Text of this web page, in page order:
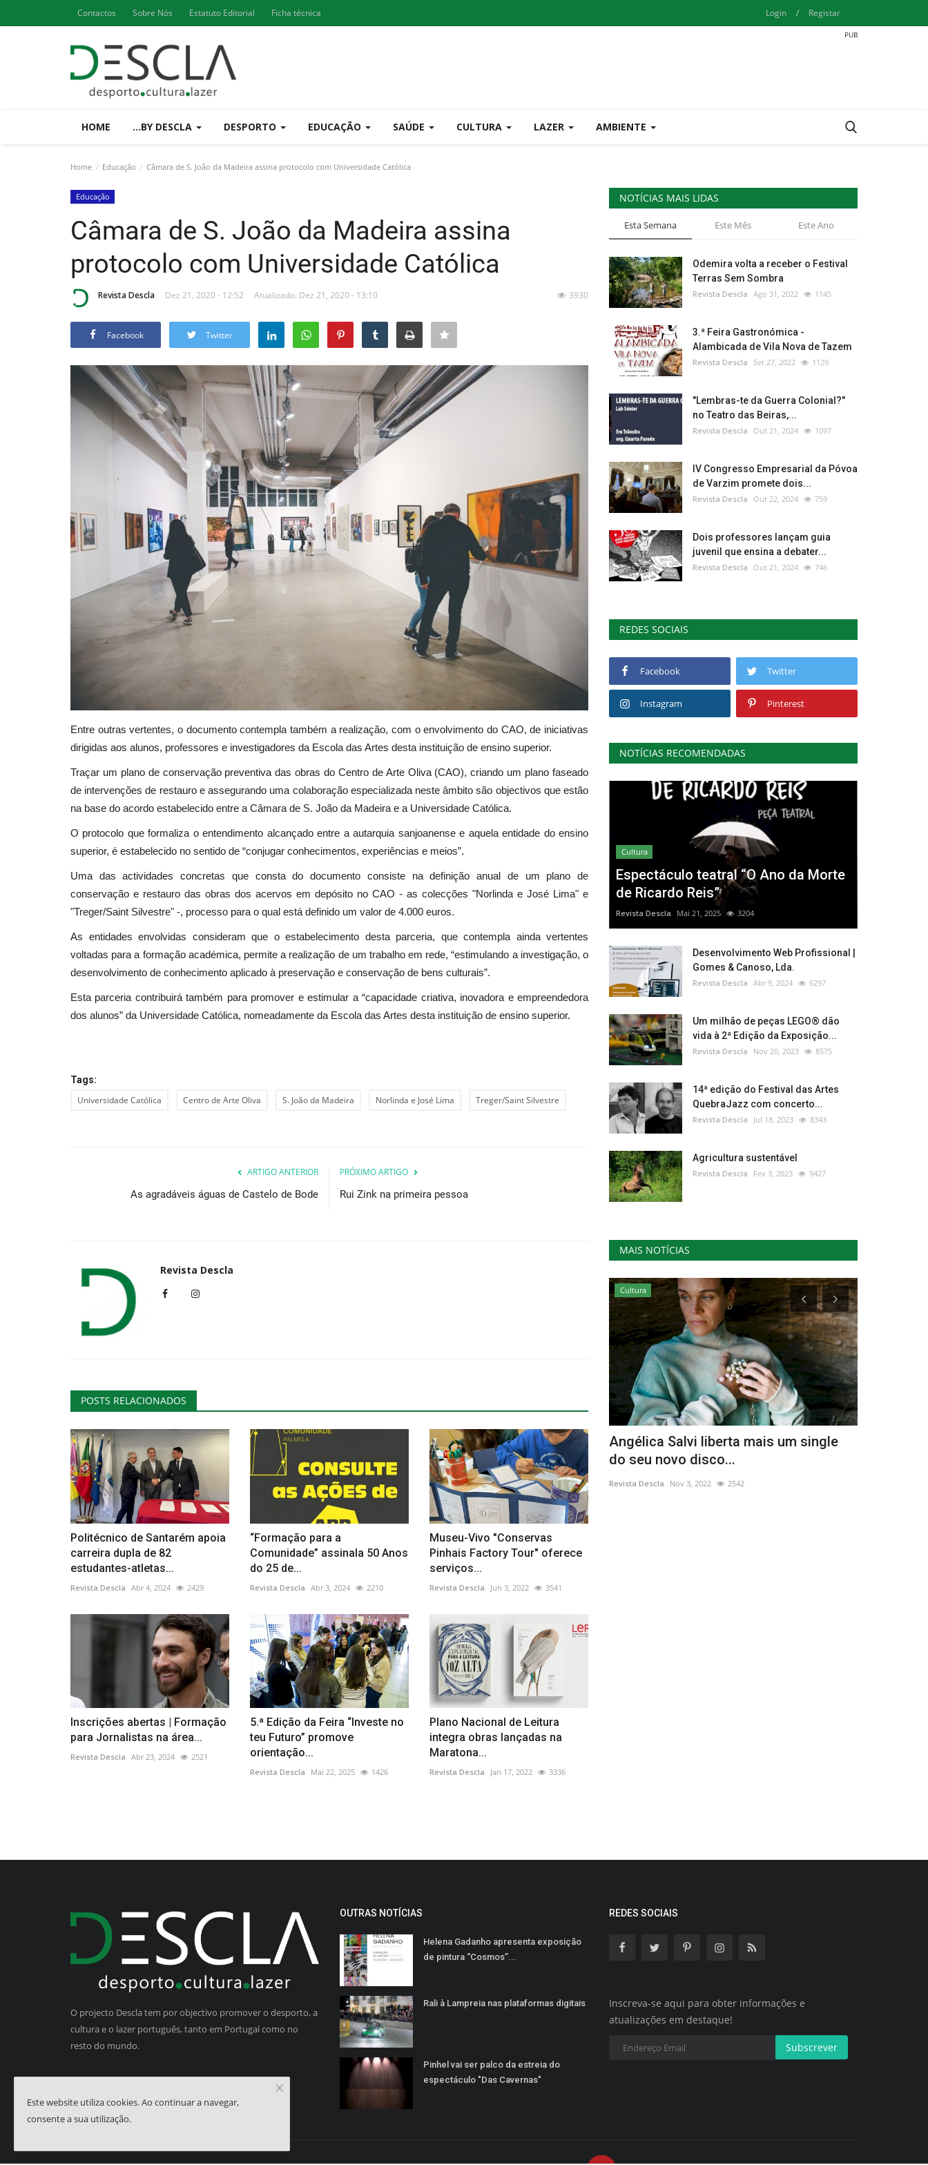
Contactos Sobre Nós Estatuto Editorial Ficha técnica Login / Registar
HOME ...BY DESCLA DESPORTO EDUCAÇÃO SAÚDE CULTURA LAZER AMBIENTE
Home Educação Câmara de S. João da Madeira assina protocolo com Universidade Católica
Educação
Câmara de S. João da Madeira assina
protocolo com Universidade Católica
Revista Descla Dez 21, 2020 - 12:52 Atualizado: Dez 21, 2020 - 13:10 3930
Facebook Twitter
Entre outras vertentes, o documento contempla também a realização, com o envolvimento do CAO, de iniciativas
dirigidas aos alunos, professores e investigadores da Escola das Artes desta instituição de ensino superior.
Traçar um plano de conservação preventiva das obras do Centro de Arte Oliva (CAO), criando um plano faseado
de intervenções de restauro e assegurando uma colaboração especializada neste âmbito são objectivos que estão
na base do acordo estabelecido entre a Câmara de S. João da Madeira e a Universidade Católica.
O protocolo que formaliza o entendimento alcançado entre a autarquia sanjoanense e aquela entidade do ensino
superior, é estabelecido no sentido de “conjugar conhecimentos, experiências e meios”.
Uma das actividades concretas que consta do documento consiste na definição anual de um plano de
conservação e restauro das obras dos acervos em depósito no CAO - as colecções "Norlinda e José Lima" e
"Treger/Saint Silvestre" -, processo para o qual está definido um valor de 4.000 euros.
As entidades envolvidas consideram que o estabelecimento desta parceria, que contempla ainda vertentes
voltadas para a formação académica, permite a realização de um trabalho em rede, “estimulando a investigação, o
desenvolvimento de conhecimento aplicado à preservação e conservação de bens culturais”.
Esta parceria contribuirá também para promover e estimular a “capacidade criativa, inovadora e empreendedora
dos alunos” da Universidade Católica, nomeadamente da Escola das Artes desta instituição de ensino superior.
Tags:
Universidade Católica Centro de Arte Oliva S. João da Madeira Norlinda e José Lima Treger/Saint Silvestre
ARTIGO ANTERIOR
As agradáveis águas de Castelo de Bode
PRÓXIMO ARTIGO
Rui Zink na primeira pessoa
Revista Descla
POSTS RELACIONADOS
Politécnico de Santarém apoia
carreira dupla de 82
estudantes-atletas...
Revista Descla Abr 4, 2024 2429
“Formação para a
Comunidade” assinala 50 Anos
do 25 de...
Revista Descla Abr 3, 2024 2210
Museu-Vivo "Conservas
Pinhais Factory Tour" oferece
serviços...
Revista Descla Jun 3, 2022 3541
Inscrições abertas | Formação
para Jornalistas na área...
Revista Descla Abr 23, 2024 2521
5.ª Edição da Feira “Investe no
teu Futuro” promove
orientação...
Revista Descla Mai 22, 2025 1426
Plano Nacional de Leitura
integra obras lançadas na
Maratona...
Revista Descla Jan 17, 2022 3336
NOTÍCIAS MAIS LIDAS
Esta Semana Este Mês Este Ano
Odemira volta a receber o Festival
Terras Sem Sombra
Revista Descla Ago 31, 2022 1145
3.ª Feira Gastronómica -
Alambicada de Vila Nova de Tazem
Revista Descla Set 27, 2022 1129
"Lembras-te da Guerra Colonial?"
no Teatro das Beiras,...
Revista Descla Out 21, 2024 1097
IV Congresso Empresarial da Póvoa
de Varzim promete dois...
Revista Descla Out 22, 2024 759
Dois professores lançam guia
juvenil que ensina a debater...
Revista Descla Out 21, 2024 746
REDES SOCIAIS
Facebook Twitter
Instagram Pinterest
NOTÍCIAS RECOMENDADAS
Cultura
Espectáculo teatral “O Ano da Morte
de Ricardo Reis”
Revista Descla Mai 21, 2025 3204
Desenvolvimento Web Profissional |
Gomes & Canoso, Lda.
Revista Descla Abr 9, 2024 6297
Um milhão de peças LEGO® dão
vida à 2ª Edição da Exposição...
Revista Descla Nov 20, 2023 8575
14ª edição do Festival das Artes
QuebraJazz com concerto...
Revista Descla Jul 18, 2023 8343
Agricultura sustentável
Revista Descla Fev 3, 2023 9427
MAIS NOTÍCIAS
Cultura
NAVEGANTES, Pela Saúde Mental
Revista Descla Out 8, 2022
Corrida da Cidade de Vendas Novas
será solidária para com...
Revista Descla Mai 19, 2023 2523
Cultura
Angélica Salvi liberta mais um single
do seu novo disco...
Revista Descla Nov 3, 2022 2542
O projecto Descla tem por objectivo promover o desporto, a
cultura e o lazer português, tanto em Portugal como no
resto do mundo.
OUTRAS NOTÍCIAS
Helena Gadanho apresenta exposição
de pintura “Cosmos”...
Rali à Lampreia nas plataformas digitais
Pinhel vai ser palco da estreia do
espectáculo "Das Cavernas"
REDES SOCIAIS
Inscreva-se aqui para obter informações e
atualizações em destaque!
Subscrever
Este website utiliza cookies. Ao continuar a navegar,
consente a sua utilização.